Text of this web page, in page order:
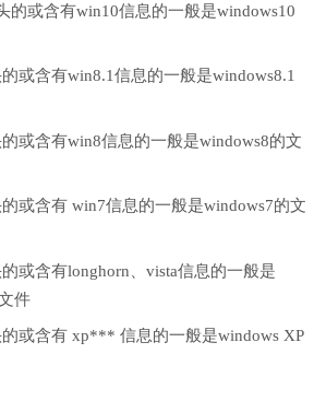
的或含有win10信息的一般是windows10
或含有win8.1信息的一般是windows8.1
或含有win8信息的一般是windows8的文
或含有 win7信息的一般是windows7的文
或含有longhorn、vista信息的一般是
件
或含有 xp*** 信息的一般是windows XP